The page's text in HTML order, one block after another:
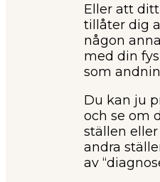
Eller att
tillåter dig
någon
med din
som
Du kan ju
och se om
ställen
andra
av